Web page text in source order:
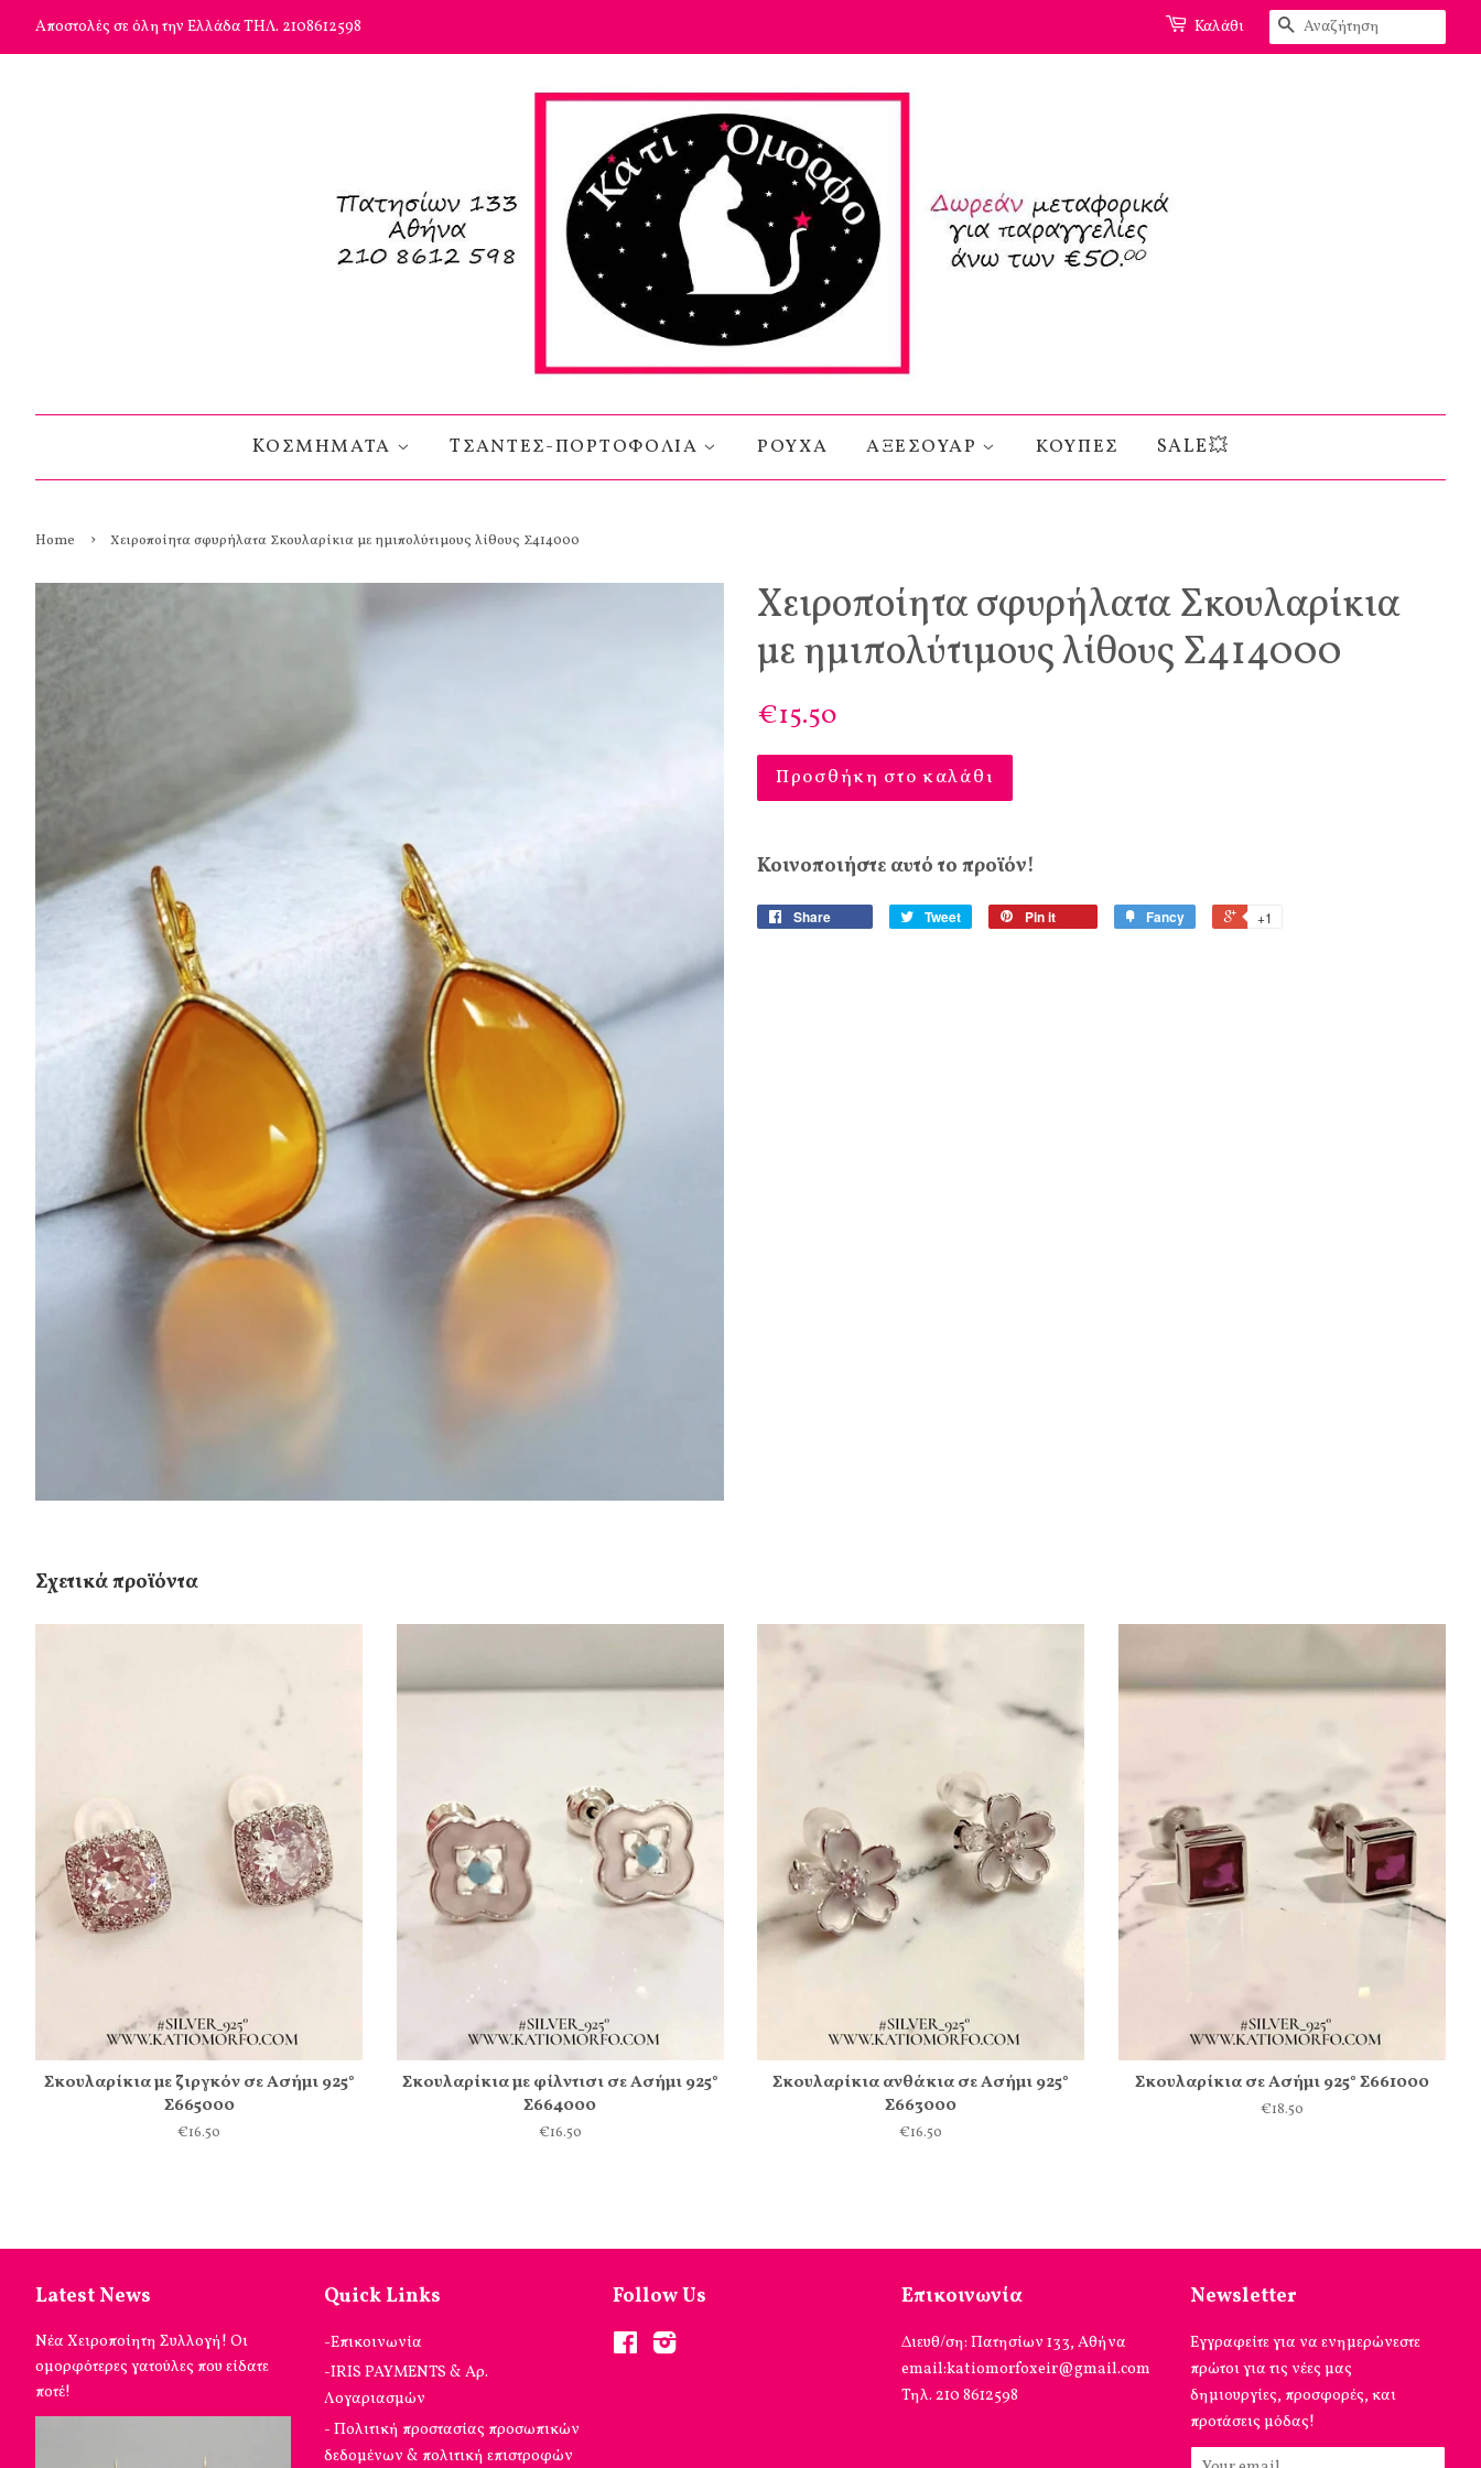
Αποστολές σε όλη την Ελλάδα ΤΗΛ. 2108612598 Καλάθι Αναζήτηση
KΟΣΜΗΜΑΤΑ TΣΑΝΤΕΣ-ΠΟΡΤΟΦΟΛΙΑ ΡΟΥΧΑ ΑΞΕΣΟΥΑΡ ΚΟΥΠΕΣ SALE💥
Home › Χειροποίητα σφυρήλατα Σκουλαρίκια με ημιπολύτιμους λίθους Σ414000
Χειροποίητα σφυρήλατα Σκουλαρίκια
με ημιπολύτιμους λίθους Σ414000
€15.50
Προσθήκη στο καλάθι
Κοινοποιήστε αυτό το προϊόν!
Share Tweet Pin it Fancy +1
Σχετικά προϊόντα
Σκουλαρίκια με ζιργκόν σε Ασήμι 925°
Σ665000
€16.50
Σκουλαρίκια με φίλντισι σε Ασήμι 925°
Σ664000
€16.50
Σκουλαρίκια ανθάκια σε Ασήμι 925°
Σ663000
€16.50
Σκουλαρίκια σε Ασήμι 925° Σ661000
€18.50
Latest News
Νέα Χειροποίητη Συλλογή! Οι
ομορφότερες γατούλες που είδατε
ποτέ!
Quick Links
-Επικοινωνία
-IRIS PAYMENTS & Αρ.
Λογαριασμών
- Πολιτική προστασίας προσωπικών
δεδομένων & πολιτική επιστροφών
Follow Us
Facebook
Επικοινωνία
Διευθ/ση: Πατησίων 133, Αθήνα
email:katiomorfoxeir@gmail.com
Τηλ. 210 8612598
Newsletter
Εγγραφείτε για να ενημερώνεστε
πρώτοι για τις νέες μας
δημιουργίες, προσφορές, και
προτάσεις μόδας!